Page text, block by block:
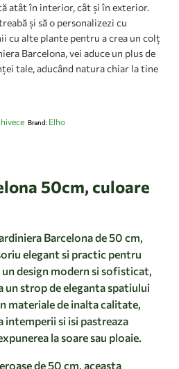
atât în interior, cât și în exterior.
și să o personalizezi cu
cu alte plante pentru a crea un colț
Barcelona, vei aduce un plus de
tale, aducând natura chiar la tine
Brand: Elho
50cm, culoare
Barcelona de 50 cm,
elegant si practic pentru
un design modern si sofisticat,
un strop de eleganta spatiului
materiale de inalta calitate,
intemperii si isi pastreaza
la soare sau ploaie.
de 50 cm, aceasta